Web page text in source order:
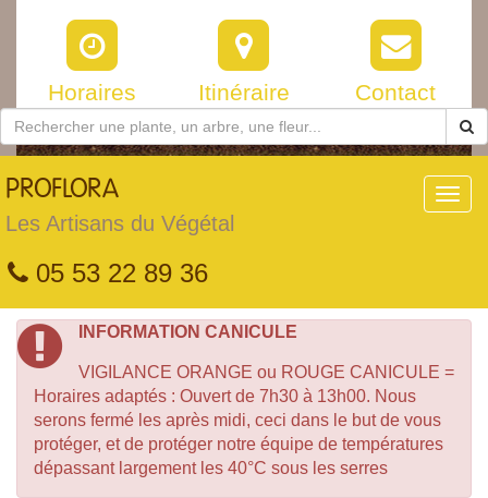
Horaires Itinéraire Contact
PROFLORA
Les Artisans du Végétal
05 53 22 89 36
INFORMATION CANICULE
VIGILANCE ORANGE ou ROUGE CANICULE =
Horaires adaptés : Ouvert de 7h30 à 13h00. Nous
serons fermé les après midi, ceci dans le but de vous
protéger, et de protéger notre équipe de températures
dépassant largement les 40°C sous les serres